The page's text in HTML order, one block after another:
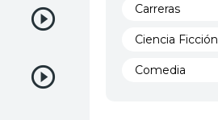
Carreras
Ciencia Ficción
Comedia